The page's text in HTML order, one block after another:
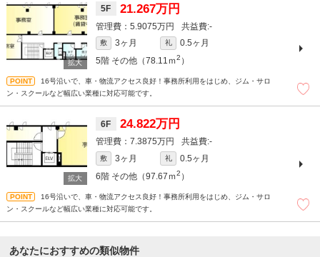
5F 21.267万円
5.9075万円 -
敷 3ヶ月 礼
0.5ヶ月
5階 その他（78.11ｍ2 ）
16号沿いで、車・物流アクセス良好！事務所利用をはじめ、ジム・サロ
ン・スクールなど幅広い業種に対応可能です。
6F 24.822万円
7.3875万円 -
敷 3ヶ月 礼
0.5ヶ月
6階 その他（97.67ｍ2 ）
16号沿いで、車・物流アクセス良好！事務所利用をはじめ、ジム・サロ
ン・スクールなど幅広い業種に対応可能です。
あなたにおすすめの類似物件